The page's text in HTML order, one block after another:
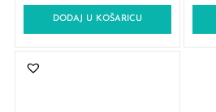
DODAJ U KOŠARICU